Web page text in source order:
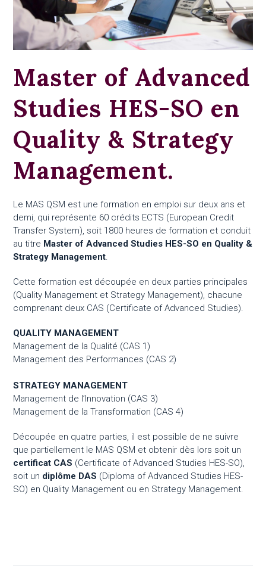
Master of Advanced
Studies HES-SO en
Quality & Strategy
Management.
Le MAS QSM est une formation en emploi sur deux ans et
demi, qui représente 60 crédits ECTS (European Credit
Transfer System), soit 1800 heures de formation et conduit
au titre Master of Advanced Studies HES-SO en Quality &
Strategy Management.
Cette formation est découpée en deux parties principales
(Quality Management et Strategy Management), chacune
comprenant deux CAS (Certificate of Advanced Studies).
QUALITY MANAGEMENT
Management de la Qualité (CAS 1)
Management des Performances (CAS 2)
STRATEGY MANAGEMENT
Management de l’Innovation (CAS 3)
Management de la Transformation (CAS 4)
Découpée en quatre parties, il est possible de ne suivre
que partiellement le MAS QSM et obtenir dès lors soit un
certificat CAS (Certificate of Advanced Studies HES-SO),
soit un diplôme DAS (Diploma of Advanced Studies HES-
SO) en Quality Management ou en Strategy Management.